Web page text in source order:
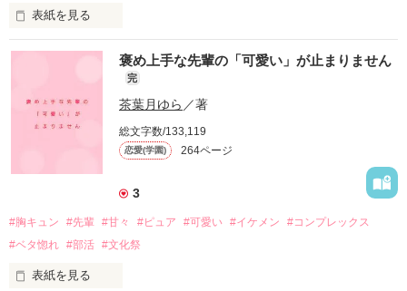
自称水星人くん。
①地球への強い思いから
人間に変身できるようになった。
②町の言い伝えに出てくる神様は、
ん……？　“自分たち”ってことは……。
「新作出たんだ〜！　可愛い〜！」
※現在療養中
侑希
傷ついた心を治すために始まった
君と過ごす時間は何よりも楽しくて。
気がつけば、暗かった日常には輝きが戻っていた。
イタズラ好きなハイスペスマホ
ケイ
クールなお下がりエアコン
フウリ
甘えん坊な小型テレビ
ショウ
・
・
表紙を見る
小学生の頃にプラネタリウムで出会った、
王子様のような男の子。
高2の春。
褒め上手な先輩の「可愛い」が止まりません
完
茶葉月ゆら ／著
総文字数/133,119
恋愛(学園) 264ページ
3
#胸キュン #先輩 #甘々 #ピュア #可愛い #イケメン
#コンプレックス
#ベタ惚れ #部活 #文化祭
表紙を見る